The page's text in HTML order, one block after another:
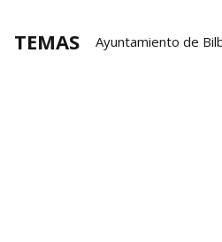
TEMAS Ayuntamiento de